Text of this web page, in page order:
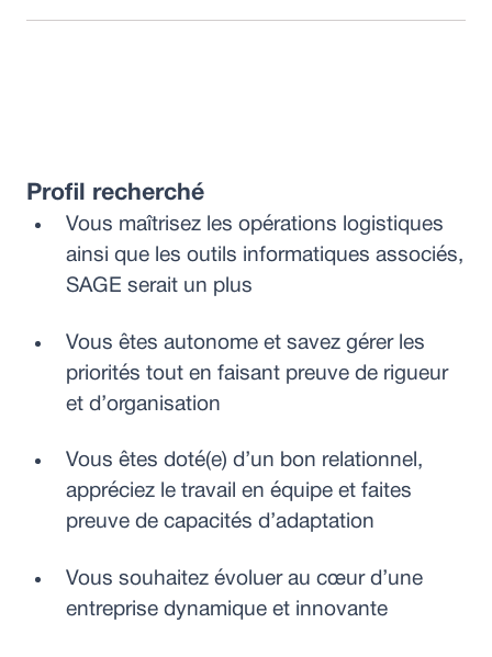
Profil recherché
Vous maîtrisez les opérations logistiques
ainsi que les outils informatiques associés,
SAGE serait un plus
Vous êtes autonome et savez gérer les
priorités tout en faisant preuve de rigueur
et d’organisation
Vous êtes doté(e) d’un bon relationnel,
appréciez le travail en équipe et faites
preuve de capacités d’adaptation
Vous souhaitez évoluer au cœur d’une
entreprise dynamique et innovante